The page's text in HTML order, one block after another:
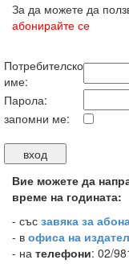
За да можете да
абонирайте се
Потребителско
име:
Парола:
запомни ме:
Вие можете да
време на годината:
- със завяка за
- в офиса на
- на телефони: 02/